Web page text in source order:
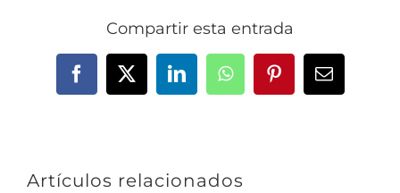
Compartir esta entrada
Facebook
X LinkedInWhatsAppPinterestCorreo
Artículos relacionados